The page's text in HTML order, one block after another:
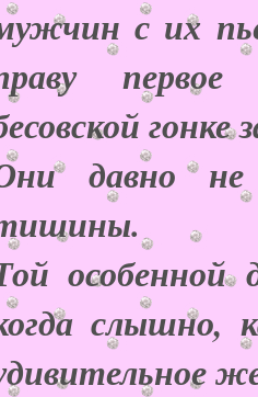
с их
гонке
давно
особенной
слышно,